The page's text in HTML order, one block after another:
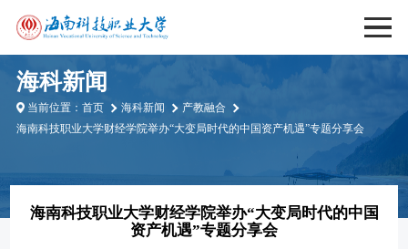
海科新闻
当前位置：首页 海科新闻
产教融合
海南科技职业大学财经学院举办“大变局时代的中国资产机遇”专题分享会
海南科技职业大学财经学院举办“大变局时代的中国
资产机遇”专题分享会